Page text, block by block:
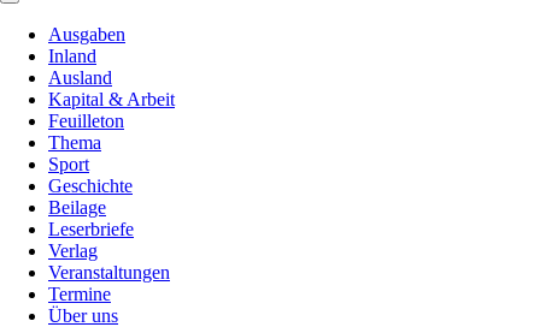
Ausgaben
Inland
Ausland
Kapital & Arbeit
Feuilleton
Thema
Sport
Geschichte
Beilage
Leserbriefe
Verlag
Veranstaltungen
Termine
Über uns